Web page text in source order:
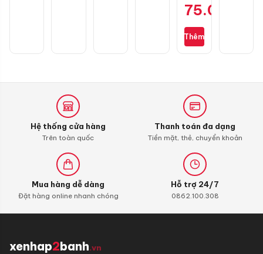
cho
S110,
RSX
110
(bình
xăng
con)
75.000
Thêm
Hệ thống cửa hàng
Trên toàn quốc
Thanh toán đa dạng
Tiền mặt, thẻ, chuyển khoản
Mua hàng dễ dàng
Đặt hàng online nhanh chóng
Hỗ trợ 24/7
0862.100.308
xenhap2banh.vn